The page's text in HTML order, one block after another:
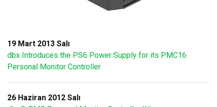
19 Mart 2013 Salı
dbx Introduces the PS6 Power Supply for its PMC16
Personal Monitor Controller
26 Haziran 2012 Salı